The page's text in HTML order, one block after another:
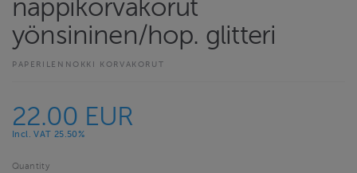
nappikorvakorut
yönsininen/hop. glitteri
PAPERILENNOKKI KORVAKORUT
22.00 EUR
Incl. VAT 25.50%
Quantity